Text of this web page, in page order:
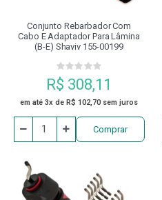
Conjunto Rebarbador Com
Cabo E Adaptador Para Lâmina
(b-E) Shaviv 155-00199
R$ 308,11
em até 3x de R$ 102,70 sem juros
Comprar